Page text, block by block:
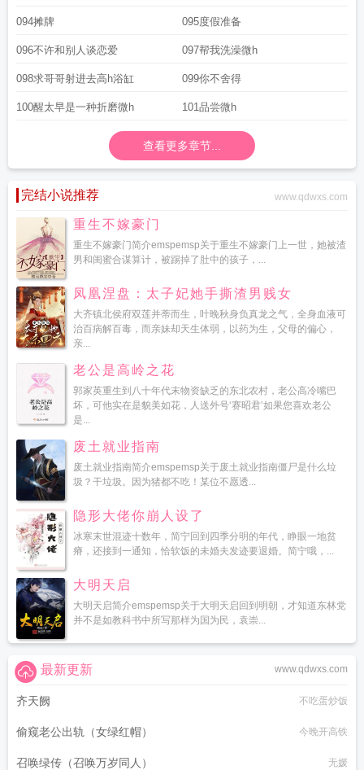
094摊牌 095度假准备
096不许和别人谈恋爱 097帮我洗澡微h
098求哥哥射进去高h浴缸 099你不舍得
100醒太早是一种折磨微h 101品尝微h
查看更多章节...
完结小说推荐 www.qdwxs.com
重生不嫁豪门
重生不嫁豪门简介emspemsp关于重生不嫁豪门上一世，她被渣
男和闺蜜合谋算计，被踢掉了肚中的孩子，...
凤凰涅盘：太子妃她手撕渣男贱女
大齐镇北侯府双莲并蒂而生，叶晚秋身负真龙之气，全身血液可
治百病解百毒，而亲妹却天生体弱，以药为生，父母的偏心，
亲...
老公是高岭之花
郭家英重生到八十年代末物资缺乏的东北农村，老公高冷嘴巴
坏，可他实在是貌美如花，人送外号‘赛昭君’如果您喜欢老公
是...
废土就业指南
废土就业指南简介emspemsp关于废土就业指南僵尸是什么垃
圾？干垃圾。因为猪都不吃！某位不愿透...
隐形大佬你崩人设了
冰寒末世混迹十数年，简宁回到四季分明的年代，睁眼一地贫
瘠，还接到一通知，恰软饭的未婚夫发迹要退婚。简宁哦，...
大明天启
大明天启简介emspemsp关于大明天启回到明朝，才知道东林党
并不是如教科书中所写那样为国为民，袁崇...
www.qdwxs.com
最新更新
齐天阙 不吃蛋炒饭
偷窥老公出轨（女绿红帽） 今晚开高铁
召唤绿传（召唤万岁同人） 无媛